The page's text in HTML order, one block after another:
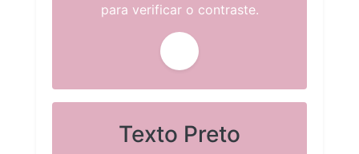
para verificar o contraste.
Texto Preto